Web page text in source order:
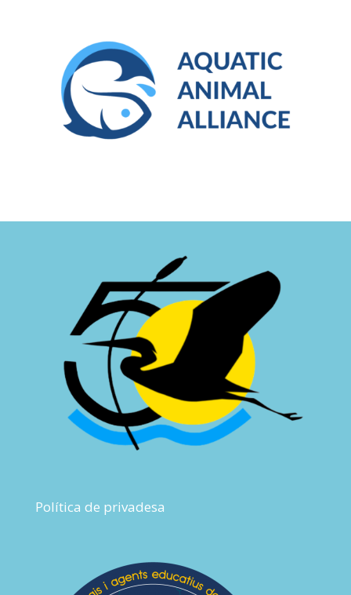
Política de privadesa